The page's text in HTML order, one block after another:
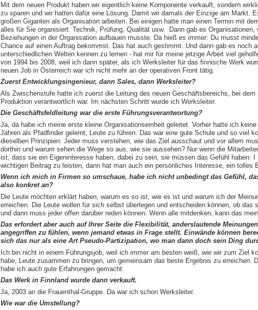
Mit dem neuen Produkt haben wir eigentlich keine Komponente verkauft, sondern
zu sparen und wir hatten dafür eine Lösung. Damit wir damals der Einzige am Markt.
großen Giganten als Organisation arbeiten. Bei einigen hatte man einen Termin mit
alles für Sie organisiert: Technik, Prüfung, Qualität usw. Dann gab es
Beziehungen in der Organisation aufbauen musste. Da hieß es immer: Du musst
Chance auf einen Auftrag bekommst. Das hat auch gestimmt. Und dann gab es noch
unterschiedlichen Welten kennen zu lernen - hat mir für meine jetzige Arbeit viel
von 1994 bis 2008, weil ich dann später, als ich Werksleiter für das finnische Werk
neuen Job in Österreich war ich nicht mehr an der operativen Front tätig.
Zuerst Entwicklungsingenieur, dann Sales, dann Werksleiter?
Als Zwischenstufe hatte ich zuerst die Leitung des neuen Geschäftsbereichs, bei
Produktion verantwortlich war. Im nächsten Schritt wurde ich Werksleiter.
Die Geschäftsfeldleitung war die erste Führungsverantwortung?
Ja, da habe ich meine erste kleine Organisationseinheit geleitet. Vorher hatte ich
Jahren als Pfadfinder gelernt, Leute zu führen. Das war eine gute Schule und so viel
dieselben Prinzipien: Jeder muss verstehen, wie das Ziel ausschaut und vor allem
dorthin und warum sehen die Wege so aus, wie sie aussehen? Nur wenn die
ist, dass sie ein Eigeninteresse haben, dabei zu sein, sie müssen das Gefühl haben:
wichtigen Beitrag zu leisten, dann hat man auch ein persönliches Interesse, ein tolles
Wenn ich mich in Firmen so umschaue, habe ich nicht unbedingt das Gefühl,
also konkret an?
Die Leute möchten erklärt haben, warum es so ist, wie es ist und warum ich der
erreichen. Die Leute wollen für sich selbst überlegen und entscheiden können, ob
und dann muss jeder offen darüber reden können. Wenn alle mitdenken, kann das
Das erfordert aber auch auf Ihrer Seite die Flexibilität, anderslautende
angegriffen zu fühlen, wenn jemand etwas in Frage stellt. Einwände können
sich das nur als eine Art Pseudo-Partizipation, wo man dann doch sein Ding
Ich bin nicht in einem Führungsjob, weil ich immer am besten weiß, wie wir zum Ziel
habe, Leute zusammen zu bringen, um gemeinsam das beste Ergebnis zu erreichen.
habe ich auch gute Erfahrungen gemacht.
Das Werk in Finnland wurde dann verkauft.
Ja, 2003 an die Frauenthal-Gruppe. Da war ich schon Werksleiter.
Wie war die Umstellung?